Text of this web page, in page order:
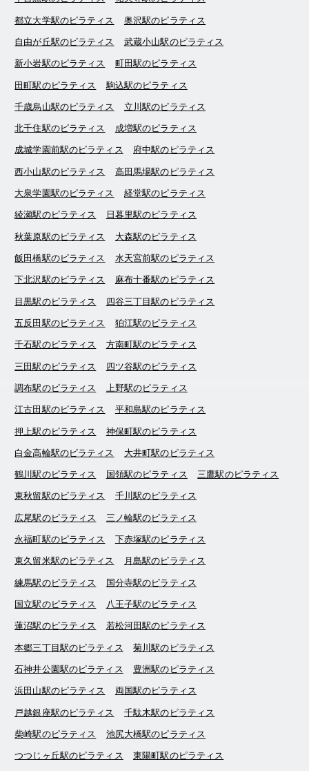
都立大学駅のピラティス 奥沢駅のピラティス
自由が丘駅のピラティス 武蔵小山駅のピラティス
新小岩駅のピラティス 町田駅のピラティス
田町駅のピラティス 駒込駅のピラティス
千歳烏山駅のピラティス 立川駅のピラティス
北千住駅のピラティス 成増駅のピラティス
成城学園前駅のピラティス 府中駅のピラティス
西小山駅のピラティス 高田馬場駅のピラティス
大泉学園駅のピラティス 経堂駅のピラティス
綾瀬駅のピラティス 日暮里駅のピラティス
秋葉原駅のピラティス 大森駅のピラティス
飯田橋駅のピラティス 水天宮前駅のピラティス
下北沢駅のピラティス 麻布十番駅のピラティス
目黒駅のピラティス 四谷三丁目駅のピラティス
五反田駅のピラティス 狛江駅のピラティス
千石駅のピラティス 方南町駅のピラティス
三田駅のピラティス 四ツ谷駅のピラティス
調布駅のピラティス 上野駅のピラティス
江古田駅のピラティス 平和島駅のピラティス
押上駅のピラティス 神保町駅のピラティス
白金高輪駅のピラティス 大井町駅のピラティス
鶴川駅のピラティス 国領駅のピラティス 三鷹駅のピラティス
東秋留駅のピラティス 千川駅のピラティス
広尾駅のピラティス 三ノ輪駅のピラティス
永福町駅のピラティス 下赤塚駅のピラティス
東久留米駅のピラティス 月島駅のピラティス
練馬駅のピラティス 国分寺駅のピラティス
国立駅のピラティス 八王子駅のピラティス
蓮沼駅のピラティス 若松河田駅のピラティス
本郷三丁目駅のピラティス 菊川駅のピラティス
石神井公園駅のピラティス 豊洲駅のピラティス
浜田山駅のピラティス 両国駅のピラティス
戸越銀座駅のピラティス 千駄木駅のピラティス
柴崎駅のピラティス 池尻大橋駅のピラティス
つつじヶ丘駅のピラティス 東陽町駅のピラティス